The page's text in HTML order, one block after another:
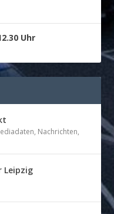
Uhr
, Nachrichten,
Leipzig